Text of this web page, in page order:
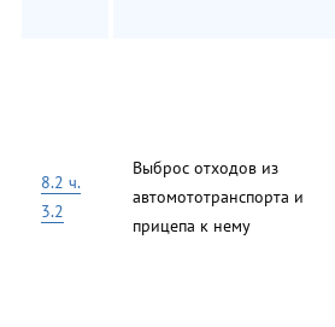
8.2 ч.
3.2
Выброс отходов из
автомототранспорта и
прицепа к нему